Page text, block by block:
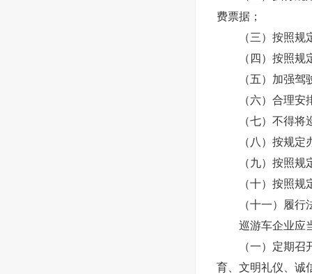
费票据；
（三）按照规定
（四）按照规定
（五）加强驾驶
（六）合理安排
（七）不得将巡
（八）按规定办
（九）按照规定
（十）按照规定
（十一）履行法
巡游车企业应
（一）定期召开
育、文明礼仪、诚